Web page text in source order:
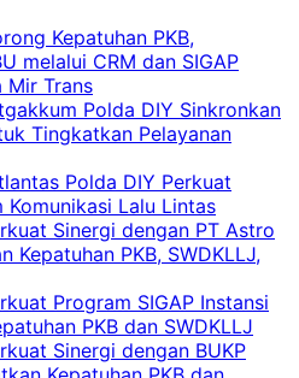
Kepatuhan PKB,
melalui CRM dan SIGAP
Mir Trans
Polda DIY Sinkronkan
Tingkatkan Pelayanan
Polda DIY Perkuat
Komunikasi Lalu Lintas
Sinergi dengan PT Astro
Kepatuhan PKB, SWDKLLJ,
Program SIGAP Instansi
PKB dan SWDKLLJ
Sinergi dengan BUKP